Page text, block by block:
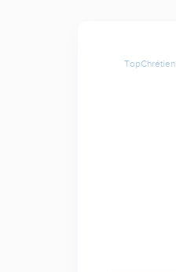
TopChrétien